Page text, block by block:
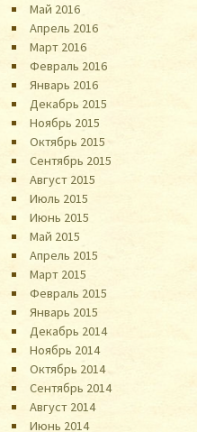
Май 2016
Апрель 2016
Март 2016
Февраль 2016
Январь 2016
Декабрь 2015
Ноябрь 2015
Октябрь 2015
Сентябрь 2015
Август 2015
Июль 2015
Июнь 2015
Май 2015
Апрель 2015
Март 2015
Февраль 2015
Январь 2015
Декабрь 2014
Ноябрь 2014
Октябрь 2014
Сентябрь 2014
Август 2014
Июнь 2014